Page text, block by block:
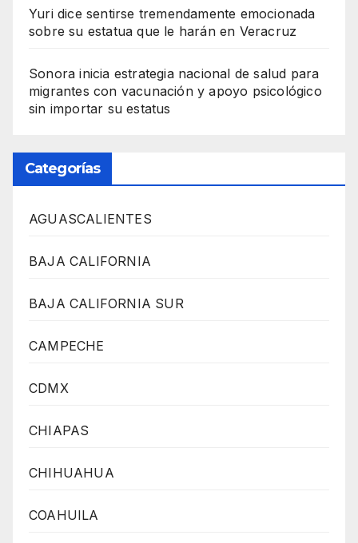
Yuri dice sentirse tremendamente emocionada
sobre su estatua que le harán en Veracruz
Sonora inicia estrategia nacional de salud para
migrantes con vacunación y apoyo psicológico
sin importar su estatus
Categorías
AGUASCALIENTES
BAJA CALIFORNIA
BAJA CALIFORNIA SUR
CAMPECHE
CDMX
CHIAPAS
CHIHUAHUA
COAHUILA